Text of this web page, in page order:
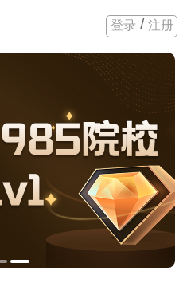
登录 / 注册